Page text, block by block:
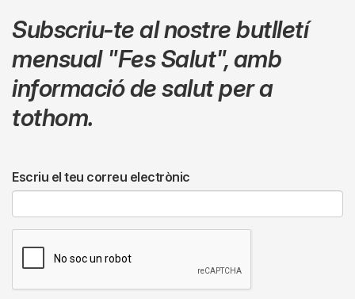
Subscriu-te al nostre butlletí
mensual "Fes Salut",amb
informació de salut per a
tothom.
Escriu el teu correu electrònic